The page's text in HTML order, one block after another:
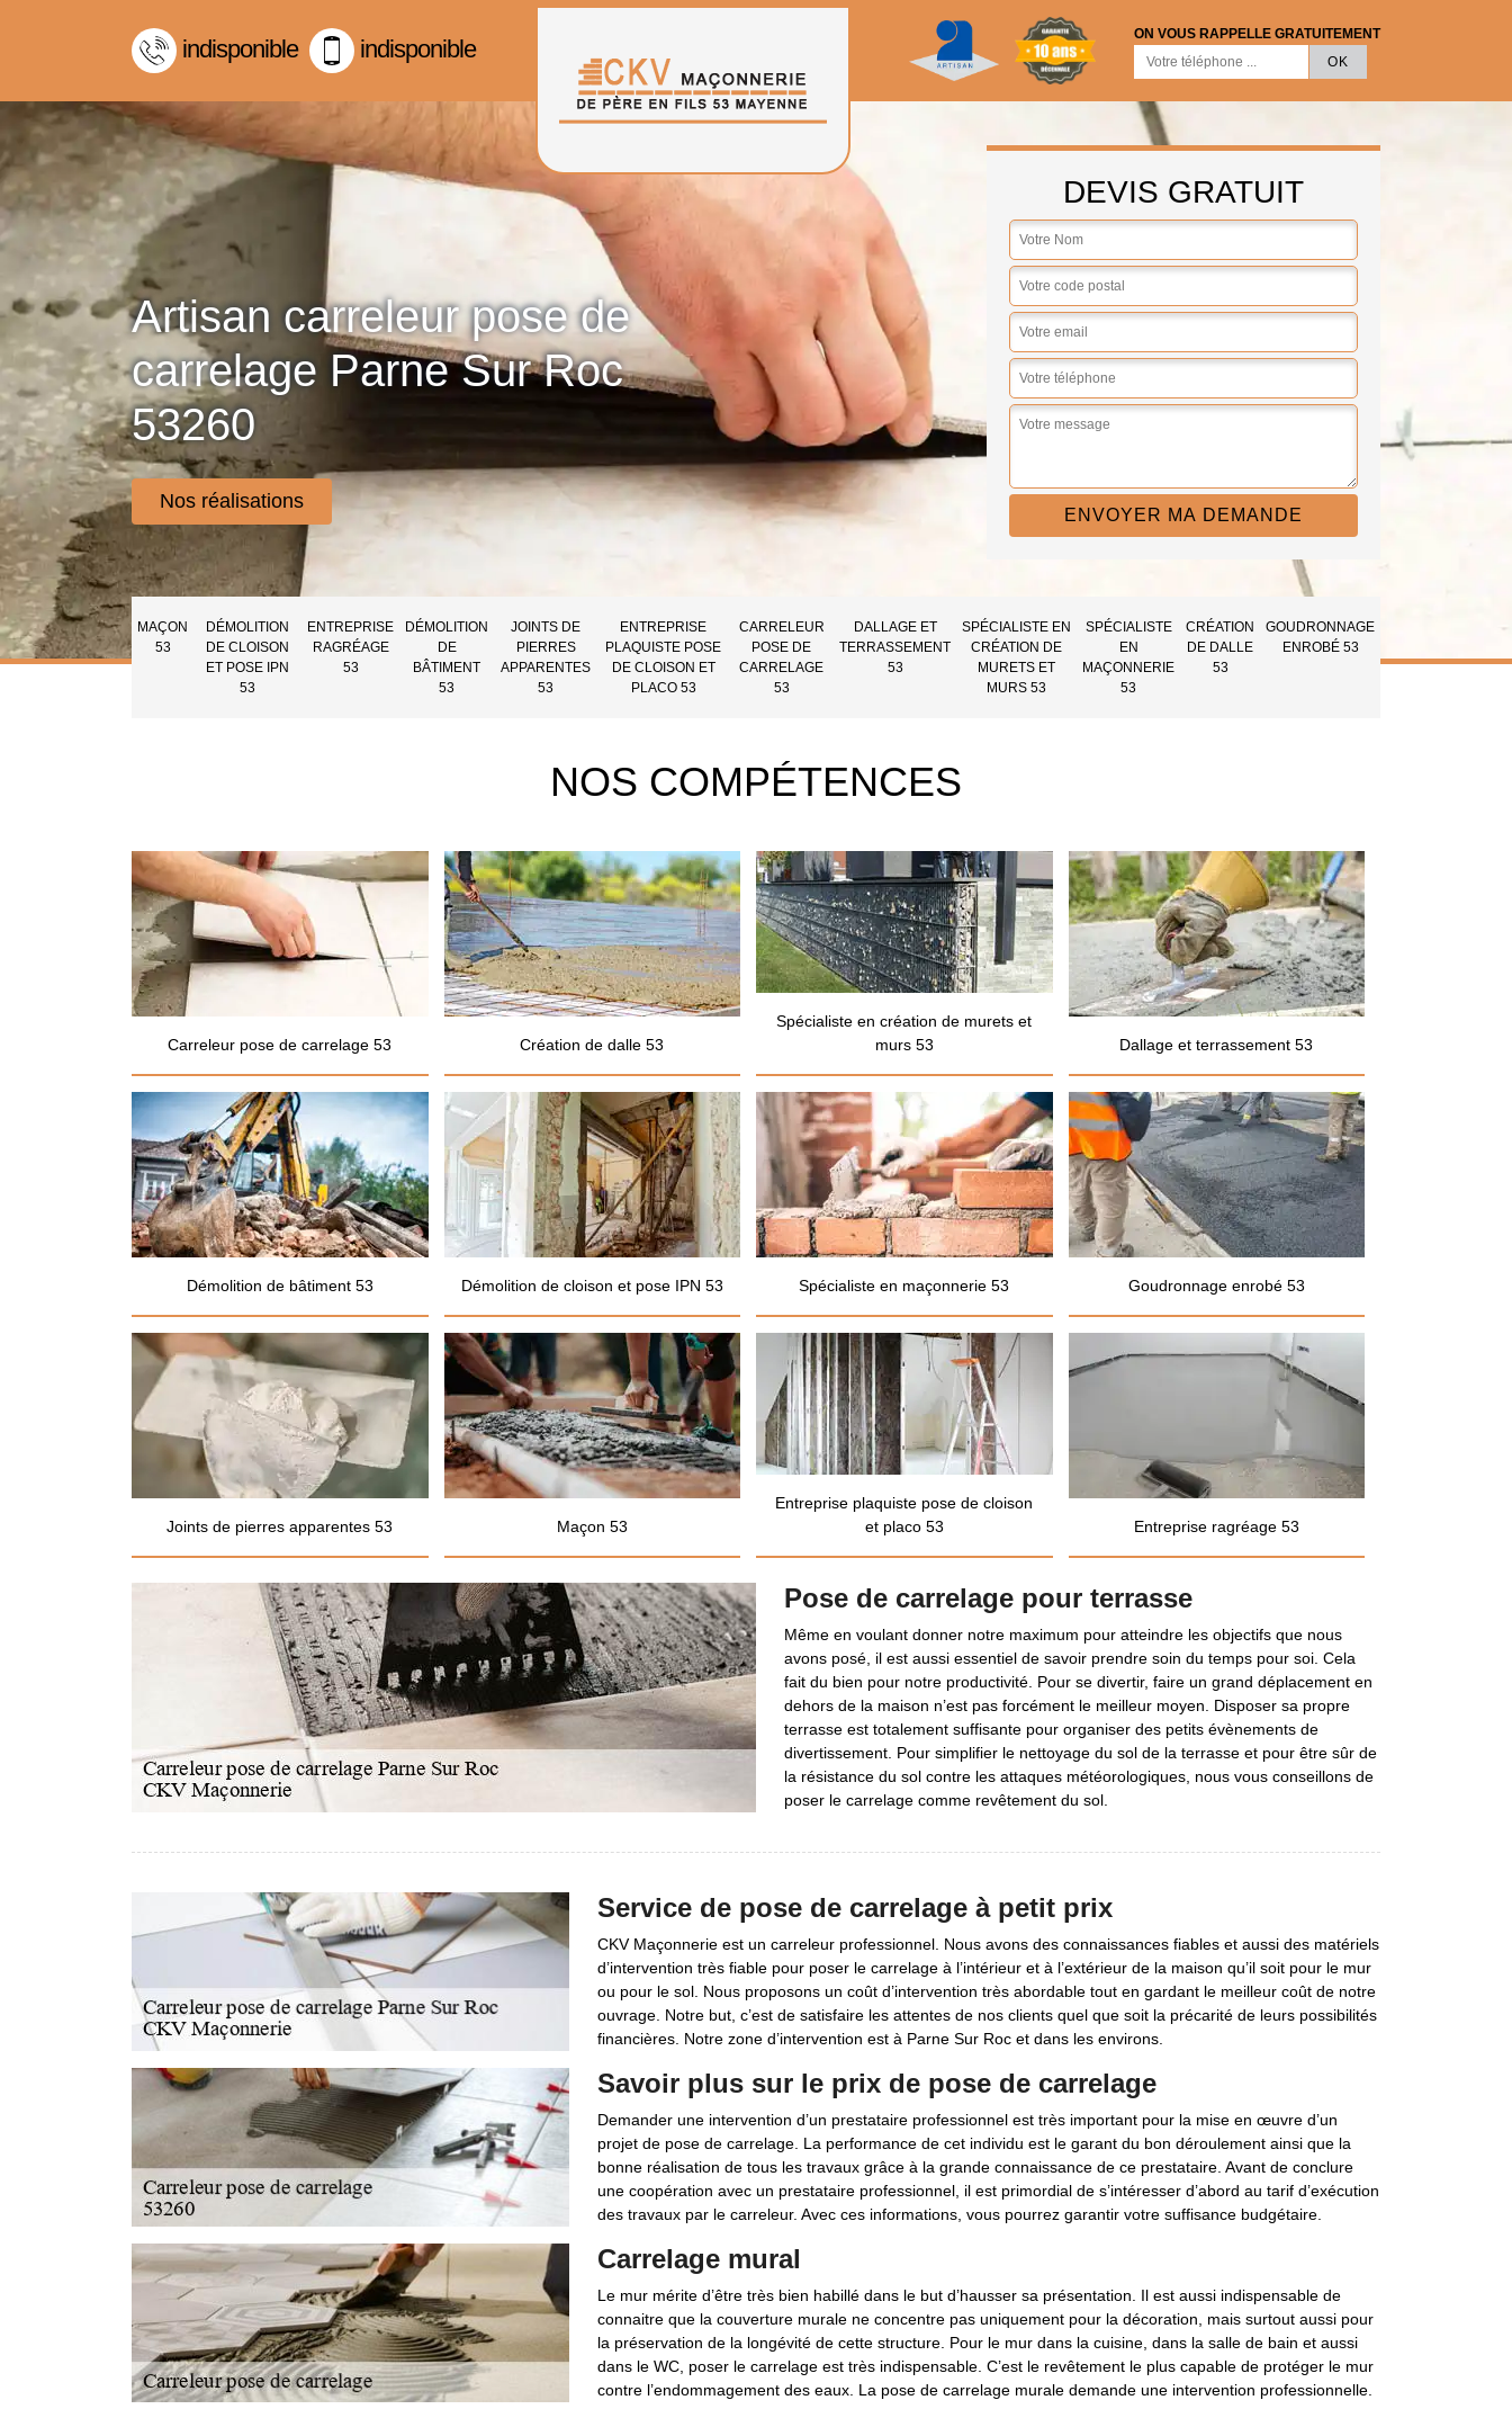
indisponible indisponible
ON VOUS RAPPELLE GRATUITEMENT
Artisan carreleur pose de
carrelage Parne Sur Roc
53260
Nos réalisations
DEVIS GRATUIT
MAÇON
53
DÉMOLITION
DE CLOISON
ET POSE IPN
53
ENTREPRISE
RAGRÉAGE
53
DÉMOLITION
DE
BÂTIMENT
53
JOINTS DE
PIERRES
APPARENTES
53
ENTREPRISE
PLAQUISTE POSE
DE CLOISON ET
PLACO 53
CARRELEUR
POSE DE
CARRELAGE
53
DALLAGE ET
TERRASSEMENT
53
SPÉCIALISTE EN
CRÉATION DE
MURETS ET
MURS 53
SPÉCIALISTE
EN
MAÇONNERIE
53
CRÉATION
DE DALLE
53
GOUDRONNAGE
ENROBÉ 53
NOS COMPÉTENCES
Carreleur pose de carrelage 53 Création de dalle 53
Spécialiste en création de murets et
murs 53
Dallage et terrassement 53
Démolition de bâtiment 53 Démolition de cloison et pose IPN 53 Spécialiste en maçonnerie 53 Goudronnage enrobé 53
Joints de pierres apparentes 53 Maçon 53
Entreprise plaquiste pose de cloison
et placo 53
Entreprise ragréage 53
Pose de carrelage pour terrasse
Même en voulant donner notre maximum pour atteindre les objectifs que nous
avons posé, il est aussi essentiel de savoir prendre soin du temps pour soi. Cela
fait du bien pour notre productivité. Pour se divertir, faire un grand déplacement en
dehors de la maison n’est pas forcément le meilleur moyen. Disposer sa propre
terrasse est totalement suffisante pour organiser des petits évènements de
divertissement. Pour simplifier le nettoyage du sol de la terrasse et pour être sûr de
la résistance du sol contre les attaques météorologiques, nous vous conseillons de
poser le carrelage comme revêtement du sol.
Service de pose de carrelage à petit prix
CKV Maçonnerie est un carreleur professionnel. Nous avons des connaissances fiables et aussi des matériels
d’intervention très fiable pour poser le carrelage à l’intérieur et à l’extérieur de la maison qu’il soit pour le mur
ou pour le sol. Nous proposons un coût d’intervention très abordable tout en gardant le meilleur coût de notre
ouvrage. Notre but, c’est de satisfaire les attentes de nos clients quel que soit la précarité de leurs possibilités
financières. Notre zone d’intervention est à Parne Sur Roc et dans les environs.
Savoir plus sur le prix de pose de carrelage
Demander une intervention d’un prestataire professionnel est très important pour la mise en œuvre d’un
projet de pose de carrelage. La performance de cet individu est le garant du bon déroulement ainsi que la
bonne réalisation de tous les travaux grâce à la grande connaissance de ce prestataire. Avant de conclure
une coopération avec un prestataire professionnel, il est primordial de s’intéresser d’abord au tarif d’exécution
des travaux par le carreleur. Avec ces informations, vous pourrez garantir votre suffisance budgétaire.
Carrelage mural
Le mur mérite d’être très bien habillé dans le but d’hausser sa présentation. Il est aussi indispensable de
connaitre que la couverture murale ne concentre pas uniquement pour la décoration, mais surtout aussi pour
la préservation de la longévité de cette structure. Pour le mur dans la cuisine, dans la salle de bain et aussi
dans le WC, poser le carrelage est très indispensable. C’est le revêtement le plus capable de protéger le mur
contre l’endommagement des eaux. La pose de carrelage murale demande une intervention professionnelle.